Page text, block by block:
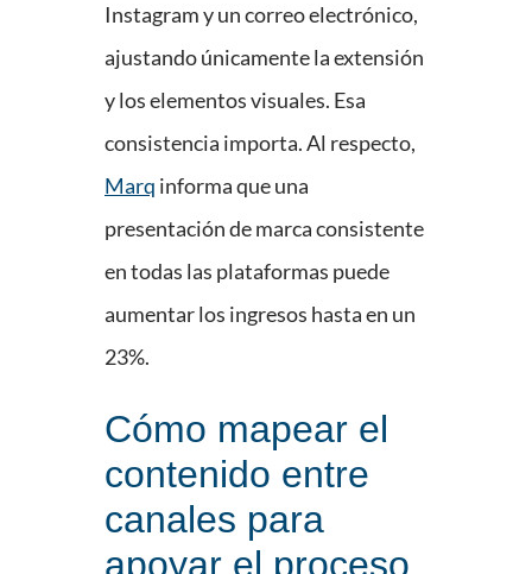
Instagram y un correo electrónico,
ajustando únicamente la extensión
y los elementos visuales. Esa
consistencia importa. Al respecto,
Marq informa que una
presentación de marca consistente
en todas las plataformas puede
aumentar los ingresos hasta en un
23%.
Cómo mapear el
contenido entre
canales para
apoyar el proceso